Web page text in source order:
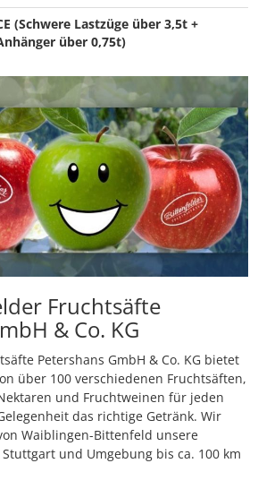
(Schwere Lastzüge über 3,5t +
über 0,75t)
Fruchtsäfte
& Co. KG
Petershans GmbH & Co. KG bietet
über 100 verschiedenen Fruchtsäften,
und Fruchtweinen für jeden
das richtige Getränk. Wir
Waiblingen-Bittenfeld unsere
und Umgebung bis ca. 100 km